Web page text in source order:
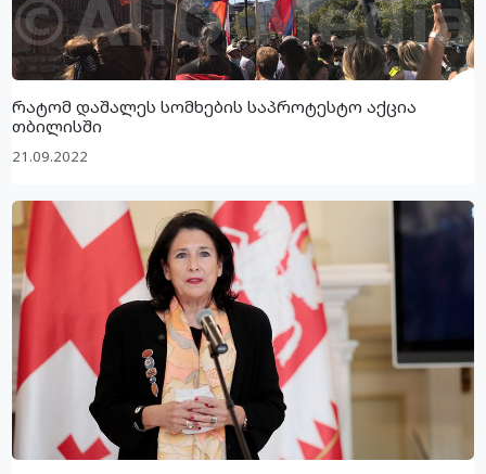
რატომ დაშალეს სომხების საპროტესტო აქცია
თბილისში
21.09.2022